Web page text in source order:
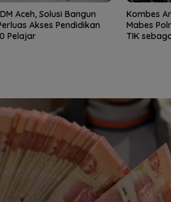
Aceh, Solusi Bangun
Akses Pendidikan
Pelajar
Kombes
Mabes
TIK